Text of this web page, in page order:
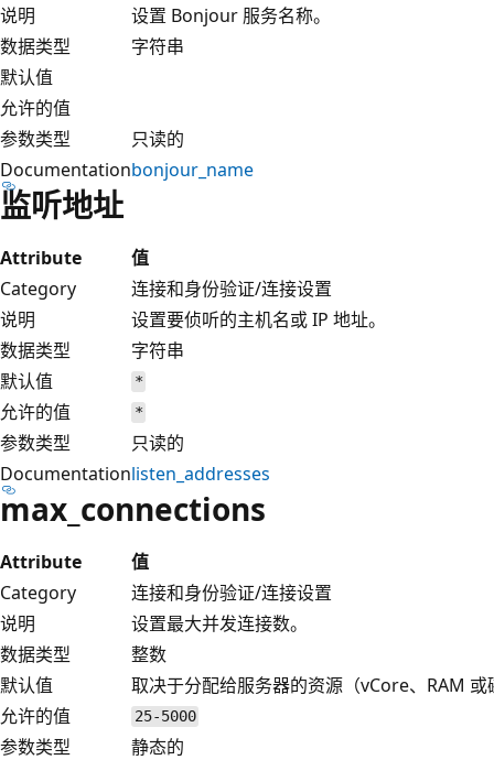
说明
设置 Bonjour 服务名称。
数据类型
字符串
默认值
允许的值
参数类型
只读的
Documentationbonjour_name
监听地址
Attribute
值
Category
连接和身份验证/连接设置
说明
设置要侦听的主机名或 IP 地址。
数据类型
字符串
默认值
*
允许的值 *
参数类型
只读的
Documentationlisten_addresses
max_connections
Attribute
值
Category
连接和身份验证/连接设置
说明
设置最大并发连接数。
数据类型
整数
默认值
取决于分配给服务器的资源（vCore、RAM 或
允许的值
25-5000
参数类型
静态的